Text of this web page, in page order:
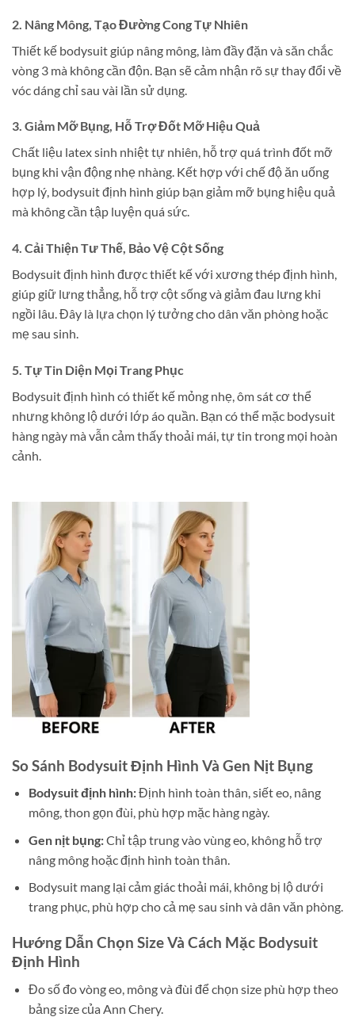
2. Nâng Mông, Tạo Đường Cong Tự Nhiên
Thiết kế bodysuit giúp nâng mông, làm đầy đặn và săn chắc
vòng 3 mà không cần độn. Bạn sẽ cảm nhận rõ sự thay đổi về
vóc dáng chỉ sau vài lần sử dụng.
3. Giảm Mỡ Bụng, Hỗ Trợ Đốt Mỡ Hiệu Quả
Chất liệu latex sinh nhiệt tự nhiên, hỗ trợ quá trình đốt mỡ
bụng khi vận động nhẹ nhàng. Kết hợp với chế độ ăn uống
hợp lý, bodysuit định hình giúp bạn giảm mỡ bụng hiệu quả
mà không cần tập luyện quá sức.
4. Cải Thiện Tư Thế, Bảo Vệ Cột Sống
Bodysuit định hình được thiết kế với xương thép định hình,
giúp giữ lưng thẳng, hỗ trợ cột sống và giảm đau lưng khi
ngồi lâu. Đây là lựa chọn lý tưởng cho dân văn phòng hoặc
mẹ sau sinh.
5. Tự Tin Diện Mọi Trang Phục
Bodysuit định hình có thiết kế mỏng nhẹ, ôm sát cơ thể
nhưng không lộ dưới lớp áo quần. Bạn có thể mặc bodysuit
hàng ngày mà vẫn cảm thấy thoải mái, tự tin trong mọi hoàn
cảnh.
So Sánh Bodysuit Định Hình Và Gen Nịt Bụng
Bodysuit định hình:Định hình toàn thân, siết eo, nâng
mông, thon gọn đùi, phù hợp mặc hàng ngày.
Gen nịt bụng:Chỉ tập trung vào vùng eo, không hỗ trợ
nâng mông hoặc định hình toàn thân.
Bodysuit mang lại cảm giác thoải mái, không bị lộ dưới
trang phục, phù hợp cho cả mẹ sau sinh và dân văn phòng.
Hướng Dẫn Chọn Size Và Cách Mặc Bodysuit
Định Hình
Đo số đo vòng eo, mông và đùi để chọn size phù hợp theo
bảng size của Ann Chery.